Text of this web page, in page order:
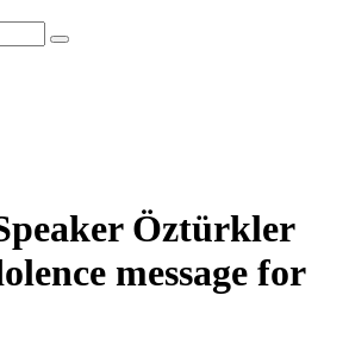
Öztürkler
message for